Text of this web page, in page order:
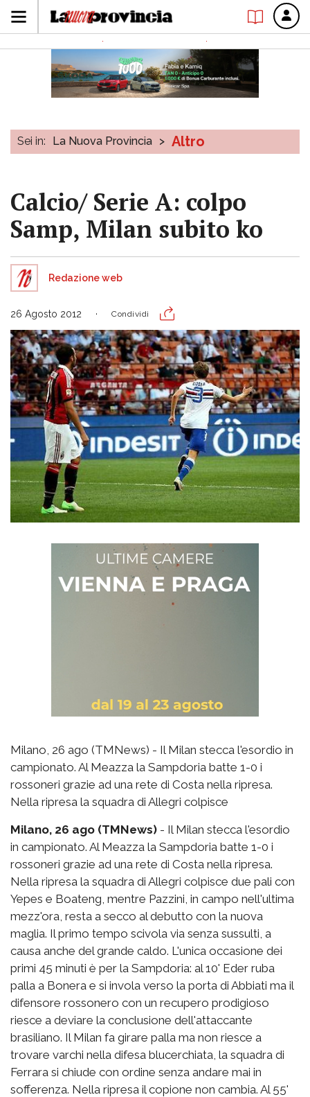
Sei in: La Nuova Provincia > Altro
Calcio/ Serie A: colpo
Samp, Milan subito ko
Redazione web
26 Agosto 2012 Condividi
Milano, 26 ago (TMNews) - Il Milan stecca l'esordio in
campionato. Al Meazza la Sampdoria batte 1-0 i
rossoneri grazie ad una rete di Costa nella ripresa.
Nella ripresa la squadra di Allegri colpisce
Milano, 26 ago (TMNews) - Il Milan stecca l'esordio
in campionato. Al Meazza la Sampdoria batte 1-0 i
rossoneri grazie ad una rete di Costa nella ripresa.
Nella ripresa la squadra di Allegri colpisce due pali con
Yepes e Boateng, mentre Pazzini, in campo nell'ultima
mezz'ora, resta a secco al debutto con la nuova
maglia. Il primo tempo scivola via senza sussulti, a
causa anche del grande caldo. L'unica occasione dei
primi 45 minuti è per la Sampdoria: al 10' Eder ruba
palla a Bonera e si invola verso la porta di Abbiati ma il
difensore rossonero con un recupero prodigioso
riesce a deviare la conclusione dell'attaccante
brasiliano. Il Milan fa girare palla ma non riesce a
trovare varchi nella difesa blucerchiata, la squadra di
Ferrara si chiude con ordine senza andare mai in
sofferenza. Nella ripresa il copione non cambia. Al 55'